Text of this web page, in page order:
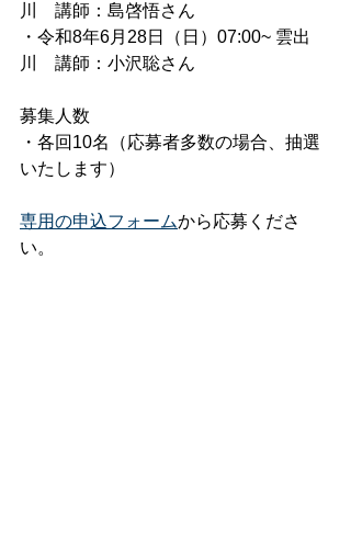
川　講師：島啓悟さん
・令和8年6月28日（日）07:00~ 雲出
川　講師：小沢聡さん
募集人数
・各回10名（応募者多数の場合、抽選
いたします）
専用の申込フォームから応募くださ
い。